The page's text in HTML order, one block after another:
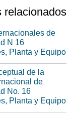
relacionados
de
N 16
Planta y Equipo
de la
de
No. 16
Planta y Equipo